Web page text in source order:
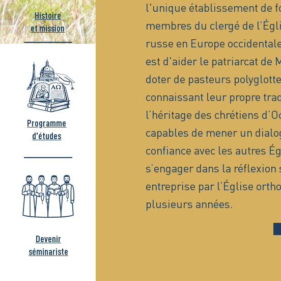
Histoire
et mission
Programme
d'études
Devenir
séminariste
l'unique établissement de
membres du clergé de
russe en Europe
est d'aider le patriarcat de
doter de pasteurs
connaissant leur propre
l’héritage des chrétiens
capables de mener un
confiance avec les autres
s’engager dans la réflexion
entreprise par l’Église
plusieurs années.